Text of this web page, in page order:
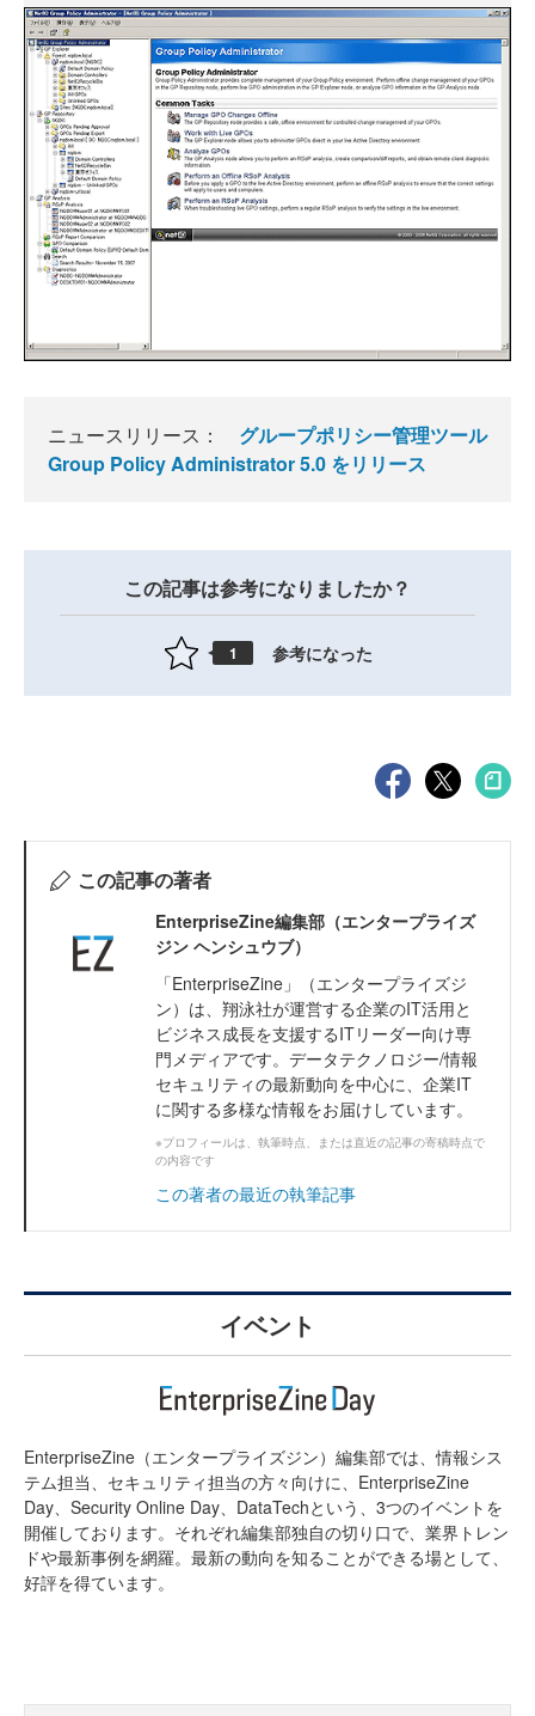
ニュースリリース： グループポリシー管理ツール
Group Policy Administrator 5.0 をリリース
この記事は参考になりましたか？
1 参考になった
この記事の著者
EnterpriseZine編集部（エンタープライズ
ジン ヘンシュウブ）
「EnterpriseZine」（エンタープライズジ
ン）は、翔泳社が運営する企業のIT活用と
ビジネス成長を支援するITリーダー向け専
門メディアです。データテクノロジー/情報
セキュリティの最新動向を中心に、企業IT
に関する多様な情報をお届けしています。
※プロフィールは、執筆時点、または直近の記事の寄稿時点で
の内容です
この著者の最近の執筆記事
イベント
EnterpriseZine（エンタープライズジン）編集部では、情報シス
テム担当、セキュリティ担当の方々向けに、EnterpriseZine
Day、Security Online Day、DataTechという、3つのイベントを
開催しております。それぞれ編集部独自の切り口で、業界トレン
ドや最新事例を網羅。最新の動向を知ることができる場として、
好評を得ています。